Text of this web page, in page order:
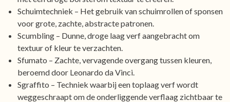
Schuimtechniek – Het gebruik van schuimrollen of sponsen
voor grote, zachte, abstracte patronen.
Scumbling – Dunne, droge laag verf aangebracht om
textuur of kleur te verzachten.
Sfumato – Zachte, vervagende overgang tussen kleuren,
beroemd door Leonardo da Vinci.
Sgraffito – Techniek waarbij een toplaag verf wordt
weggeschraapt om de onderliggende verflaag zichtbaar te